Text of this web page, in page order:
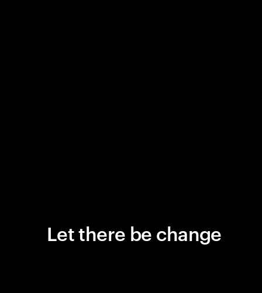
Let there be change